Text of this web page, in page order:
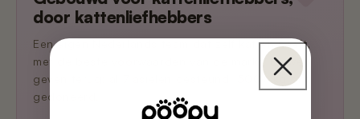
door kattenliefhebbers
Een eigen Nederlands team dat zelf katten heeft,
met de beste voorwaarden van de markt. En we
geven terug: al 7 asielen gesteund, 500+ kg grit
gedoneerd.